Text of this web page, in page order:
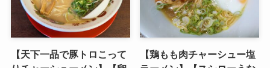
【天下一品で豚トロこって
【鶏もも肉チャーシュー塩